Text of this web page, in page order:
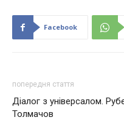
Facebook
попередня стаття
Діалог з універсалом.
Толмачов